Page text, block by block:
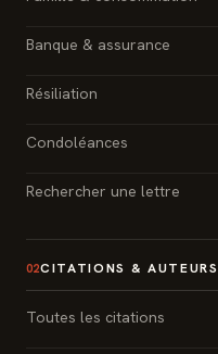
Banque & assurance
Résiliation
Condoléances
Rechercher une lettre
02CITATIONS & AUTEURS
Toutes les citations